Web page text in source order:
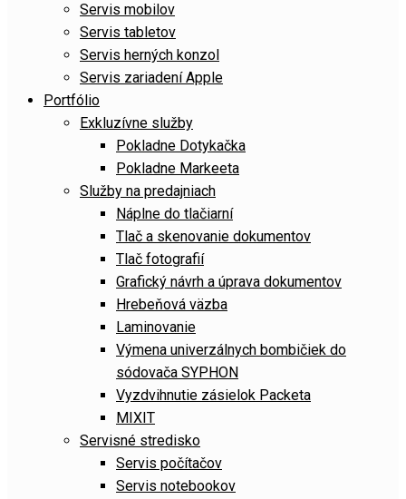
Servis mobilov
Servis tabletov
Servis herných konzol
Servis zariadení Apple
Portfólio
Exkluzívne služby
Pokladne Dotykačka
Pokladne Markeeta
Služby na predajniach
Náplne do tlačiarní
Tlač a skenovanie dokumentov
Tlač fotografií
Grafický návrh a úprava dokumentov
Hrebeňová väzba
Laminovanie
Výmena univerzálnych bombičiek do
sódovača SYPHON
Vyzdvihnutie zásielok Packeta
MIXIT
Servisné stredisko
Servis počítačov
Servis notebookov